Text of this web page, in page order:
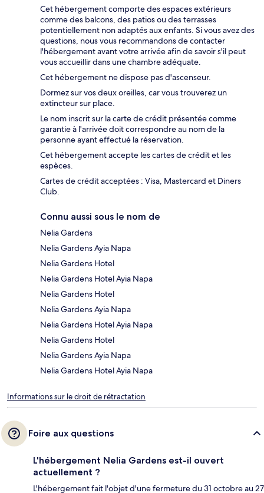
Cet hébergement comporte des espaces extérieurs
comme des balcons, des patios ou des terrasses
potentiellement non adaptés aux enfants. Si vous avez des
questions, nous vous recommandons de contacter
l'hébergement avant votre arrivée afin de savoir s'il peut
vous accueillir dans une chambre adéquate.
Cet hébergement ne dispose pas d'ascenseur.
Dormez sur vos deux oreilles, car vous trouverez un
extincteur sur place.
Le nom inscrit sur la carte de crédit présentée comme
garantie à l'arrivée doit correspondre au nom de la
personne ayant effectué la réservation.
Cet hébergement accepte les cartes de crédit et les
espèces.
Cartes de crédit acceptées : Visa, Mastercard et Diners
Club.
Connu aussi sous le nom de
Nelia Gardens
Nelia Gardens Ayia Napa
Nelia Gardens Hotel
Nelia Gardens Hotel Ayia Napa
Nelia Gardens Hotel
Nelia Gardens Ayia Napa
Nelia Gardens Hotel Ayia Napa
Nelia Gardens Hotel
Nelia Gardens Ayia Napa
Nelia Gardens Hotel Ayia Napa
Informations sur le droit de rétractation
Foire aux questions
L'hébergement Nelia Gardens est-il ouvert
actuellement ?
L'hébergement fait l'objet d'une fermeture du 31 octobre au 27